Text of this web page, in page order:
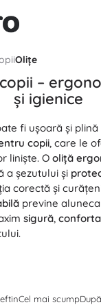
Olițe
–
și igienice
fi ușoară și plină
copii, care le
liniște. O oliță
a șezutului și
corectă și
previne
sigură,
se potrivește cel
pentru mașină
Cel mai scump